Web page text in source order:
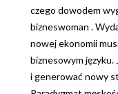
czego dowodem
bizneswoman .
nowej ekonomii
biznesowym języku.
i generować nowy